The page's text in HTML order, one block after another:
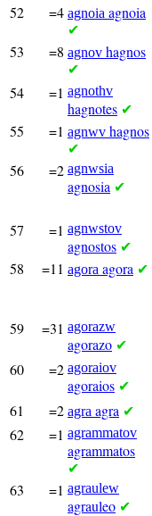
52 =4 agnoia agnoia
✔
53 =8 agnov hagnos
✔
54
=1 agnothv
hagnotes ✔
55 =1 agnwv hagnos
✔
56 =2 agnwsia
agnosia ✔
57
=1 agnwstov
agnostos ✔
58 =11 agora agora ✔
59
=31 agorazw
agorazo ✔
60
=2 agoraiov
agoraios ✔
61
=2 agra agra ✔
62
=1 agrammatov
agrammatos
✔
63 =1 agraulew
agrauleo ✔